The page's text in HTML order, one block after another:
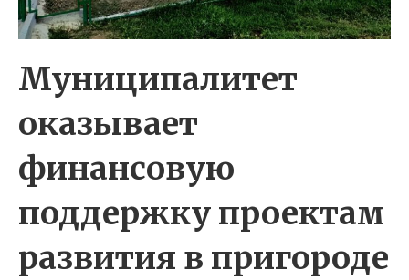
Муниципалитет
оказывает
финансовую
поддержку проектам
развития в пригороде